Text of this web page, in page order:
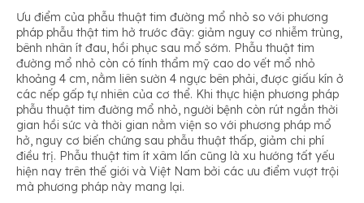
Ưu điểm của phẫu thuật tim đường mổ nhỏ so với phương
pháp phẫu thật tim hở trước đây: giảm nguy cơ nhiễm trùng,
bênh nhân ít đau, hồi phục sau mổ sớm. Phẫu thuật tim
đường mổ nhỏ còn có tính thẩm mỹ cao do vết mổ nhỏ
khoảng 4 cm, nằm liên sườn 4 ngực bên phải, được giấu kín ở
các nếp gấp tự nhiên của cơ thể. Khi thực hiện phương pháp
phẫu thuật tim đường mổ nhỏ, người bệnh còn rút ngắn thời
gian hồi sức và thời gian nằm viện so với phương pháp mổ
hở, nguy cơ biến chứng sau phẫu thuật thấp, giảm chi phí
điều trị. Phẫu thuật tim ít xâm lấn cũng là xu hướng tất yếu
hiện nay trên thế giới và Việt Nam bởi các ưu điểm vượt trội
mà phương pháp này mang lại.